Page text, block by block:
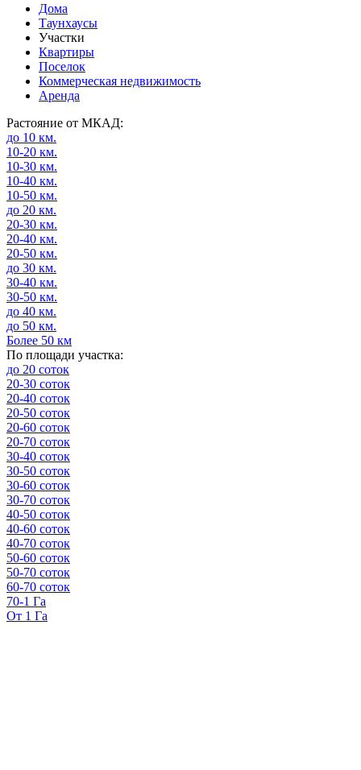
Дома
Таунхаусы
Участки
Квартиры
Поселок
Коммерческая недвижимость
Аренда
Растояние от МКАД:
до 10 км.
10-20 км.
10-30 км.
10-40 км.
10-50 км.
до 20 км.
20-30 км.
20-40 км.
20-50 км.
до 30 км.
30-40 км.
30-50 км.
до 40 км.
до 50 км.
Более 50 км
По площади участка:
до 20 соток
20-30 соток
20-40 соток
20-50 соток
20-60 соток
20-70 соток
30-40 соток
30-50 соток
30-60 соток
30-70 соток
40-50 соток
40-60 соток
40-70 соток
50-60 соток
50-70 соток
60-70 соток
70-1 Га
От 1 Га